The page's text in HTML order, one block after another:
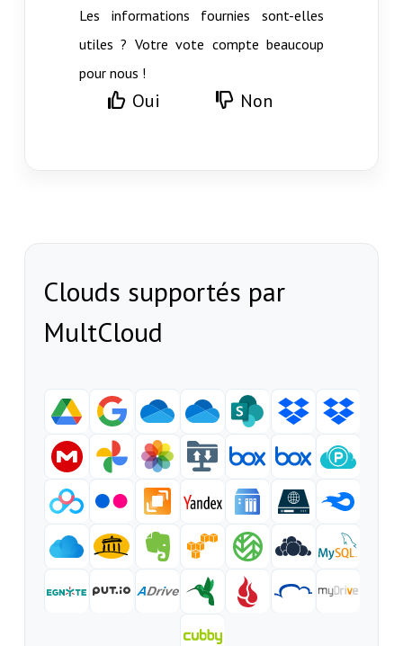
Les informations fournies sont-elles
utiles ? Votre vote compte beaucoup
pour nous !
Oui Non
Clouds supportés par
MultCloud